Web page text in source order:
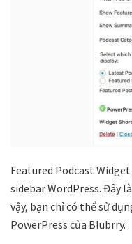
Featured Podcast
sidebar WordPress. Đây
vậy, bạn chỉ có thể sử
PowerPress của Blubrry.